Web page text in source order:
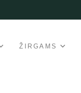
ŽIRGAMS